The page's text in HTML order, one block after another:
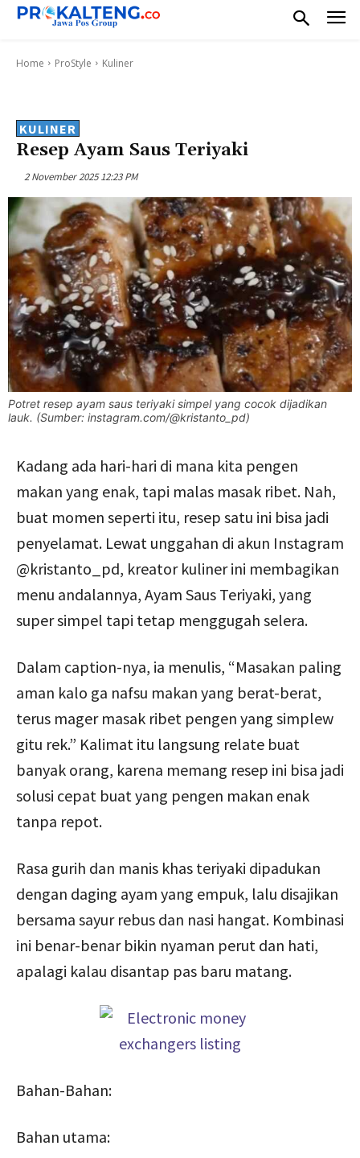
Home ProStyle Kuliner
KULINER
Resep Ayam Saus Teriyaki
2 November 2025 12:23 PM
Potret resep ayam saus teriyaki simpel yang cocok dijadikan
lauk. (Sumber: instagram.com/@kristanto_pd)
Kadang ada hari-hari di mana kita pengen
makan yang enak, tapi malas masak ribet. Nah,
buat momen seperti itu, resep satu ini bisa jadi
penyelamat. Lewat unggahan di akun Instagram
@kristanto_pd, kreator kuliner ini membagikan
menu andalannya, Ayam Saus Teriyaki, yang
super simpel tapi tetap menggugah selera.
Dalam caption-nya, ia menulis, “Masakan paling
aman kalo ga nafsu makan yang berat-berat,
terus mager masak ribet pengen yang simplew
gitu rek.” Kalimat itu langsung relate buat
banyak orang, karena memang resep ini bisa jadi
solusi cepat buat yang pengen makan enak
tanpa repot.
Rasa gurih dan manis khas teriyaki dipadukan
dengan daging ayam yang empuk, lalu disajikan
bersama sayur rebus dan nasi hangat. Kombinasi
ini benar-benar bikin nyaman perut dan hati,
apalagi kalau disantap pas baru matang.
Bahan-Bahan:
Bahan utama: